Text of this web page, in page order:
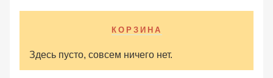
КОРЗИНА
Здесь пусто, совсем ничего нет.